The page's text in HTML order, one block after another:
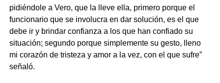
pidiéndole a Vero, que la lleve ella, primero porque el
funcionario que se involucra en dar solución, es el que
debe ir y brindar confianza a los que han confiado su
situación; segundo porque simplemente su gesto, lleno
mi corazón de tristeza y amor a la vez, con el que sufre”
señaló.